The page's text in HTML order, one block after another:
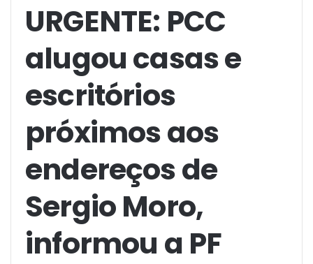
URGENTE: PCC
alugou casas e
escritórios
próximos aos
endereços de
Sergio Moro,
informou a PF